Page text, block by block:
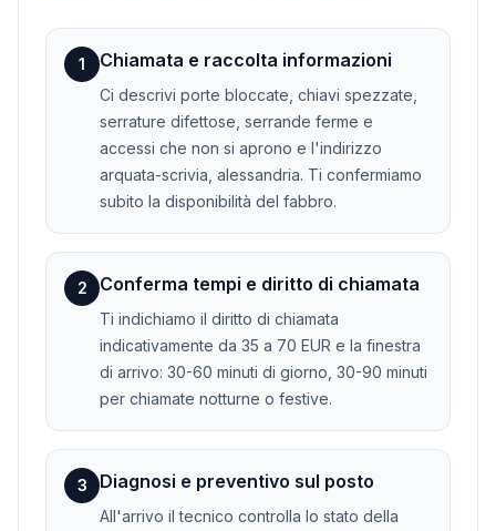
1 Chiamata e raccolta informazioni
Ci descrivi porte bloccate, chiavi spezzate,
serrature difettose, serrande ferme e
accessi che non si aprono e l'indirizzo
arquata-scrivia, alessandria. Ti confermiamo
subito la disponibilità del fabbro.
2 Conferma tempi e diritto di chiamata
Ti indichiamo il diritto di chiamata
indicativamente da 35 a 70 EUR e la finestra
di arrivo: 30-60 minuti di giorno, 30-90 minuti
per chiamate notturne o festive.
3 Diagnosi e preventivo sul posto
All'arrivo il tecnico controlla lo stato della